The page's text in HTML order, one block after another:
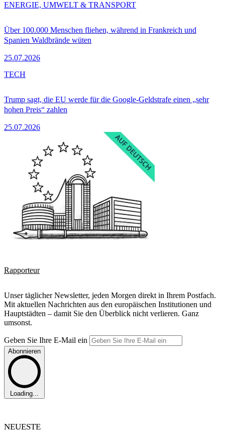
Über 100.000 Menschen fliehen, während in Frankreich und
Spanien Waldbrände wüten
25.07.2026
ENERGIE, UMWELT & TRANSPORT
Trump sagt, die EU werde für die Google-Geldstrafe einen „sehr
hohen Preis“ zahlen
25.07.2026
TECH
Rapporteur
Unser täglicher Newsletter, jeden Morgen direkt in Ihrem Postfach.
Mit aktuellen Nachrichten aus den europäischen Institutionen und
Hauptstädten – damit Sie den Überblick nicht verlieren. Ganz
umsonst.
Geben Sie Ihre E-Mail ein
Abonnieren
Loading...
NEUESTE